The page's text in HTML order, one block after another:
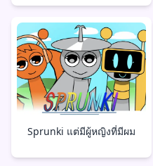
Sprunki แต่มีผู้หญิงที่มีผม